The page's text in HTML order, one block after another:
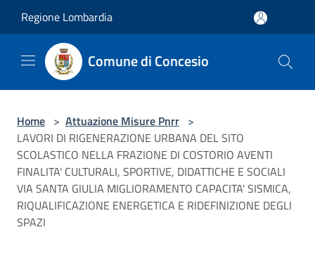
Regione Lombardia
Comune di Concesio
Home > Attuazione Misure Pnrr >
LAVORI DI RIGENERAZIONE URBANA DEL SITO
SCOLASTICO NELLA FRAZIONE DI COSTORIO AVENTI
FINALITA' CULTURALI, SPORTIVE, DIDATTICHE E SOCIALI
VIA SANTA GIULIA MIGLIORAMENTO CAPACITA' SISMICA,
RIQUALIFICAZIONE ENERGETICA E RIDEFINIZIONE DEGLI
SPAZI